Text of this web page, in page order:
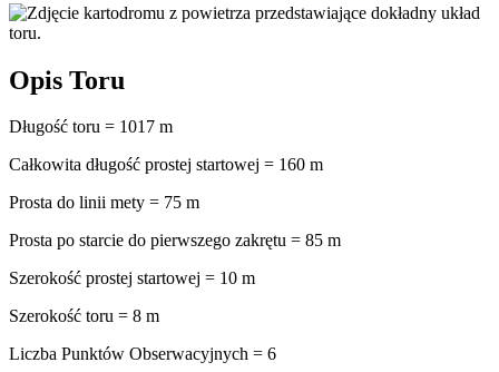
Opis Toru
Długość toru = 1017 m
Całkowita długość prostej startowej = 160 m
Prosta do linii mety = 75 m
Prosta po starcie do pierwszego zakrętu = 85 m
Szerokość prostej startowej = 10 m
Szerokość toru = 8 m
Liczba Punktów Obserwacyjnych = 6